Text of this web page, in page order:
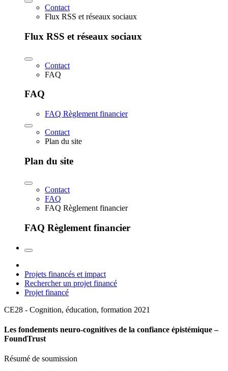
Contact
Flux RSS et réseaux sociaux
Flux RSS et réseaux sociaux
Contact
FAQ
FAQ
FAQ Règlement financier
Contact
Plan du site
Plan du site
Contact
FAQ
FAQ Règlement financier
FAQ Règlement financier
Projets financés et impact
Rechercher un projet financé
Projet financé
CE28 - Cognition, éducation, formation 2021
Les fondements neuro-cognitives de la confiance épistémique –
FoundTrust
Résumé de soumission